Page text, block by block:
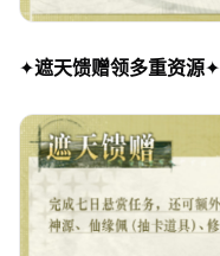
✦遮天馈赠领多重资源✦